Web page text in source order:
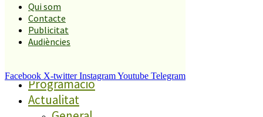
Qui som
Contacte
Publicitat
Audiències
Facebook X-twitter InstagramYoutube Telegram
Directe 107.7FM
Programació
Actualitat